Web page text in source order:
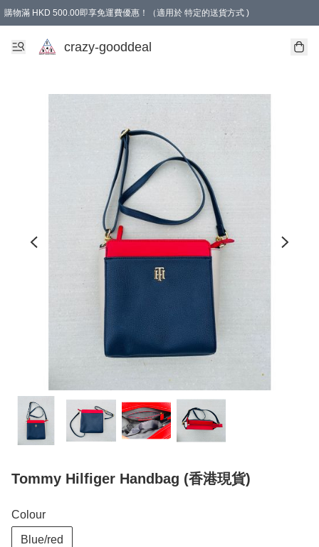
購物滿 HKD 500.00即享免運費優惠！（適用於 特定的送貨方式 )
成為會員可享免費禮品
crazy-gooddeal
Tommy Hilfiger Handbag (香港現貨)
Colour
Blue/red